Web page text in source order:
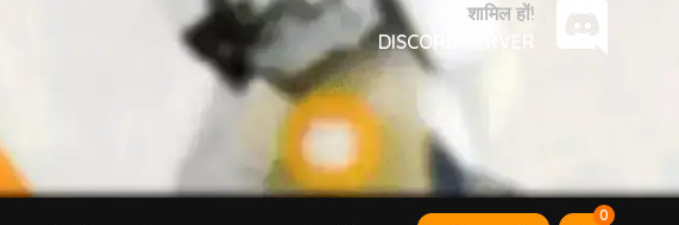
शामिल हों!
DISCORD SERVER
0